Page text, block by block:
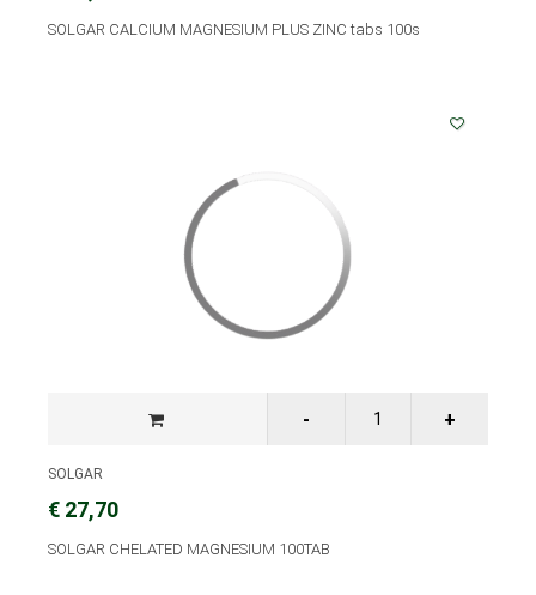
SOLGAR CALCIUM MAGNESIUM PLUS ZINC tabs 100s
SOLGAR
€ 27,70
SOLGAR CHELATED MAGNESIUM 100TAB